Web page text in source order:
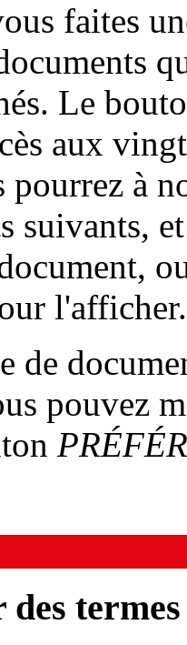
faites
Le
aux
pourrez à
suivants,
l'afficher.
de
pouvez
des termes